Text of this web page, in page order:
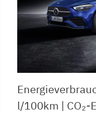
l/100km | CO₂-